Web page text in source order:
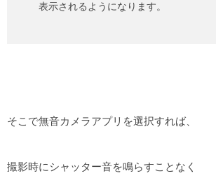
表示されるようになります。
そこで無音カメラアプリを選択すれば、
撮影時にシャッター音を鳴らすことなく